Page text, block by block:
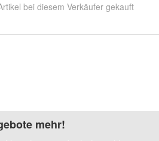
bei diesem Verkäufer gekauft
mehr!